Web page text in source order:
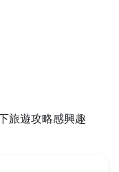
旅遊攻略感興趣